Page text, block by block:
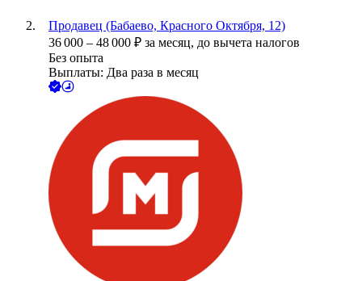
Продавец (Бабаево, Красного Октября, 12)
36 000 – 48 000 ₽ за месяц, до вычета налогов
Без опыта
Выплаты: Два раза в месяц